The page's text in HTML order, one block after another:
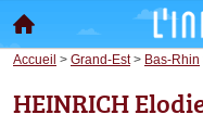
Accueil > Grand-Est> Bas-Rhin
HEINRICH